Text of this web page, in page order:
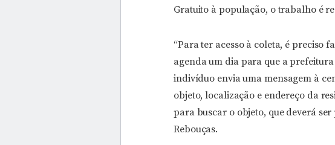
Gratuito à população, o trabalho é
“Para ter acesso à coleta, é preciso
agenda um dia para que a
indivíduo envia uma mensagem à
objeto, localização e endereço da
para buscar o objeto, que deverá
Rebouças.